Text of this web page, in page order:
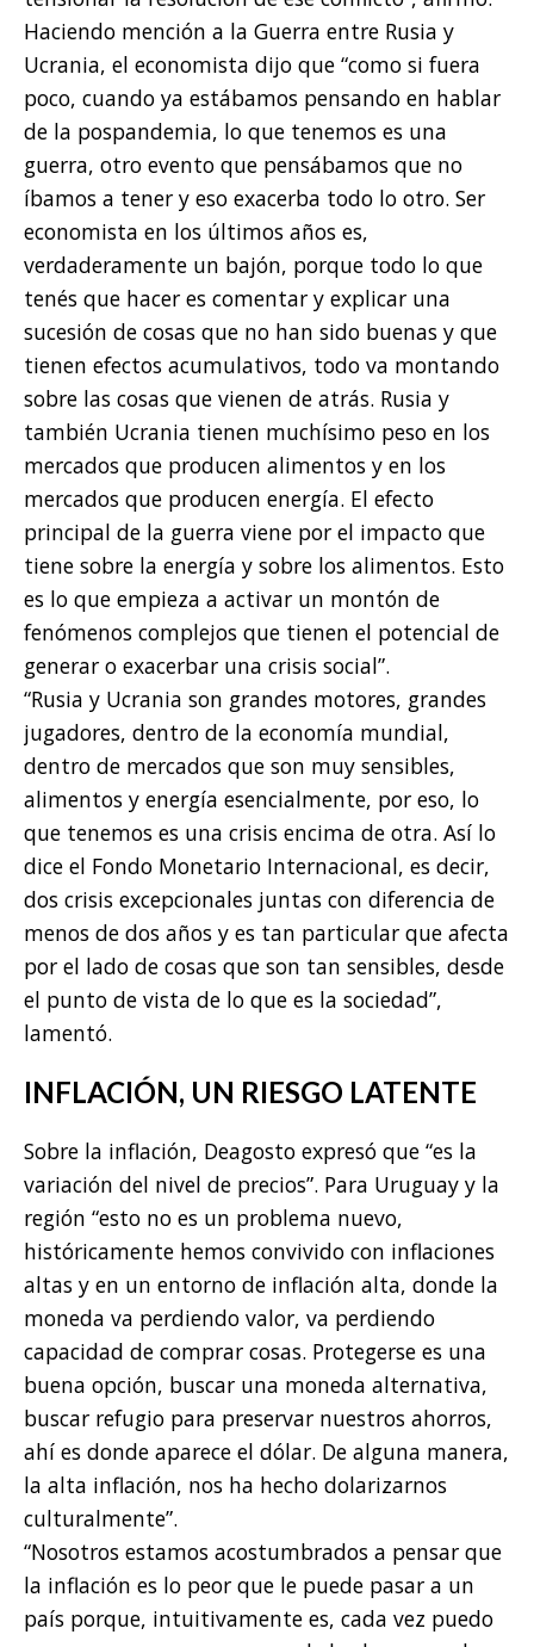
Haciendo mención a la Guerra entre Rusia y
Ucrania, el economista dijo que “como si fuera
poco, cuando ya estábamos pensando en hablar
de la pospandemia, lo que tenemos es una
guerra, otro evento que pensábamos que no
íbamos a tener y eso exacerba todo lo otro. Ser
economista en los últimos años es,
verdaderamente un bajón, porque todo lo que
tenés que hacer es comentar y explicar una
sucesión de cosas que no han sido buenas y que
tienen efectos acumulativos, todo va montando
sobre las cosas que vienen de atrás. Rusia y
también Ucrania tienen muchísimo peso en los
mercados que producen alimentos y en los
mercados que producen energía. El efecto
principal de la guerra viene por el impacto que
tiene sobre la energía y sobre los alimentos. Esto
es lo que empieza a activar un montón de
fenómenos complejos que tienen el potencial de
generar o exacerbar una crisis social”.
“Rusia y Ucrania son grandes motores, grandes
jugadores, dentro de la economía mundial,
dentro de mercados que son muy sensibles,
alimentos y energía esencialmente, por eso, lo
que tenemos es una crisis encima de otra. Así lo
dice el Fondo Monetario Internacional, es decir,
dos crisis excepcionales juntas con diferencia de
menos de dos años y es tan particular que afecta
por el lado de cosas que son tan sensibles, desde
el punto de vista de lo que es la sociedad”,
lamentó.
INFLACIÓN, UN RIESGO LATENTE
Sobre la inflación, Deagosto expresó que “es la
variación del nivel de precios”. Para Uruguay y la
región “esto no es un problema nuevo,
históricamente hemos convivido con inflaciones
altas y en un entorno de inflación alta, donde la
moneda va perdiendo valor, va perdiendo
capacidad de comprar cosas. Protegerse es una
buena opción, buscar una moneda alternativa,
buscar refugio para preservar nuestros ahorros,
ahí es donde aparece el dólar. De alguna manera,
la alta inflación, nos ha hecho dolarizarnos
culturalmente”.
“Nosotros estamos acostumbrados a pensar que
la inflación es lo peor que le puede pasar a un
país porque, intuitivamente es, cada vez puedo